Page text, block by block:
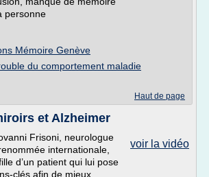
personne
Mémoire Genève
du comportement maladie
Haut de page
et Alzheimer
voir la vidéo
Frisoni, neurologue
internationale,
d’un patient qui lui pose
clés afin de mieux